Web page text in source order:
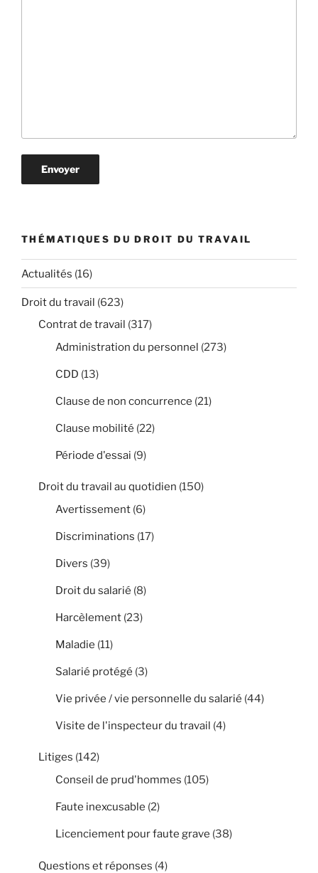
THÉMATIQUES DU DROIT DU TRAVAIL
Actualités (16)
Droit du travail (623)
Contrat de travail (317)
Administration du personnel (273)
CDD (13)
Clause de non concurrence (21)
Clause mobilité (22)
Période d'essai (9)
Droit du travail au quotidien (150)
Avertissement (6)
Discriminations (17)
Divers (39)
Droit du salarié (8)
Harcèlement (23)
Maladie (11)
Salarié protégé (3)
Vie privée / vie personnelle du salarié (44)
Visite de l'inspecteur du travail (4)
Litiges (142)
Conseil de prud'hommes (105)
Faute inexcusable (2)
Licenciement pour faute grave (38)
Questions et réponses (4)